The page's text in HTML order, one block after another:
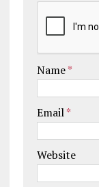
Name*
Email*
Website